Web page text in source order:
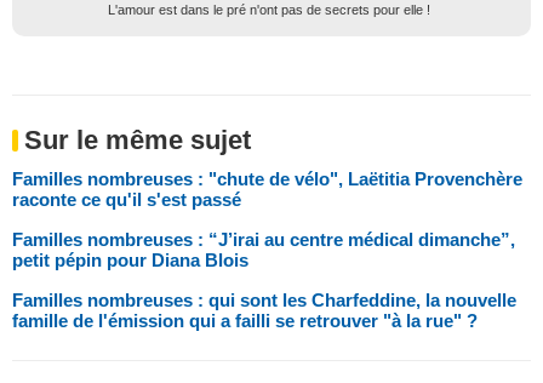
L'amour est dans le pré n'ont pas de secrets pour elle !
Sur le même sujet
Familles nombreuses : "chute de vélo", Laëtitia Provenchère
raconte ce qu'il s'est passé
Familles nombreuses : “J’irai au centre médical dimanche”,
petit pépin pour Diana Blois
Familles nombreuses : qui sont les Charfeddine, la nouvelle
famille de l'émission qui a failli se retrouver "à la rue" ?